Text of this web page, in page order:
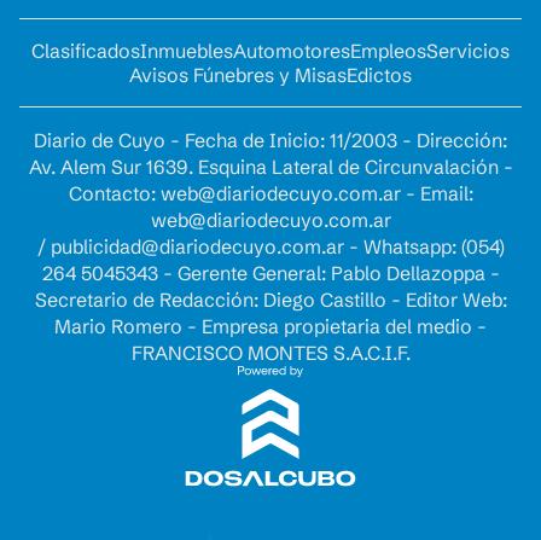
ClasificadosInmueblesAutomotoresEmpleosServicios
Avisos Fúnebres y MisasEdictos
Diario de Cuyo - Fecha de Inicio: 11/2003 - Dirección:
Av. Alem Sur 1639. Esquina Lateral de Circunvalación -
Contacto: web@diariodecuyo.com.ar- Email:
web@diariodecuyo.com.ar
/ publicidad@diariodecuyo.com.ar- Whatsapp: (054)
264 5045343 - Gerente General: Pablo Dellazoppa -
Secretario de Redacción: Diego Castillo - Editor Web:
Mario Romero - Empresa propietaria del medio -
FRANCISCO MONTES S.A.C.I.F.